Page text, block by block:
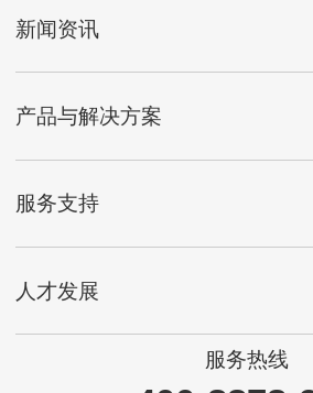
新闻资讯
产品与解决方案
服务支持
人才发展
服务热线